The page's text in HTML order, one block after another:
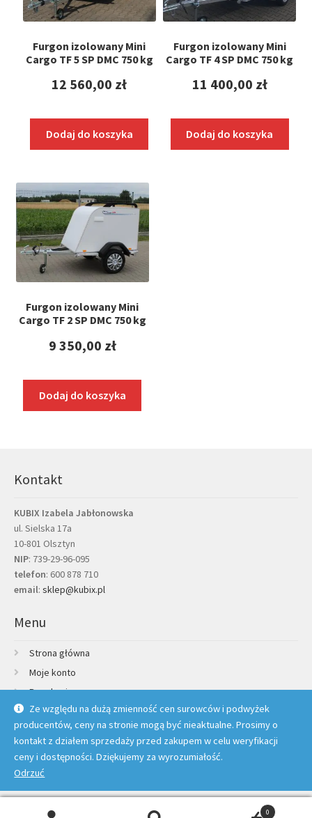
Ze względu na dużą zmienność cen surowców i podwyżek
producentów, ceny na stronie mogą być nieaktualne. Prosimy o
kontakt z działem sprzedaży przed zakupem w celu weryfikacji
ceny i dostępności. Dziękujemy za wyrozumiałość.
Odrzuć
Furgon izolowany Mini
Cargo TF 5 SP DMC 750 kg
12 560,00 zł
Dodaj do koszyka
Furgon izolowany Mini
Cargo TF 4 SP DMC 750 kg
11 400,00 zł
Dodaj do koszyka
Furgon izolowany Mini
Cargo TF 2 SP DMC 750 kg
9 350,00 zł
Dodaj do koszyka
Kontakt
KUBIX Izabela Jabłonowska
ul. Sielska 17a
10-801 Olsztyn
NIP: 739-29-96-095
telefon: 600 878 710
email: sklep@kubix.pl
Menu
Strona główna
Moje konto
Regulamin
Polityka prywatności
Credit Agricole Raty
Kontakt
0